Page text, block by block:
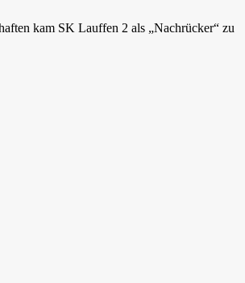
kam SK Lauffen 2 als „Nachrücker“ zu